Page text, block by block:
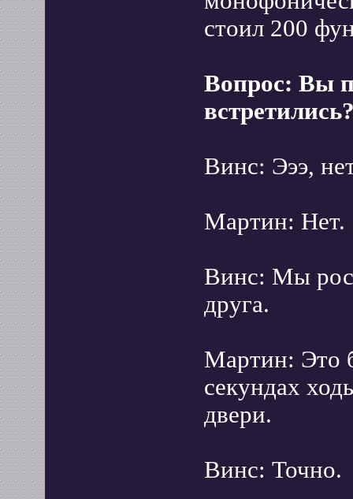
стоил 200
Вопрос: Вы
Винс: Эээ,
Мартин: Нет.
Винс: Мы
друга.
Мартин: Это
секундах
двери.
Винс: Точно.